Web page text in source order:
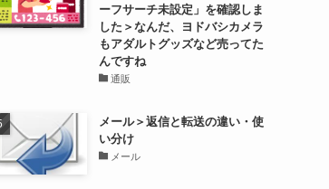
ーフサーチ未設定」を確認しま
した＞なんだ、ヨドバシカメラ
もアダルトグッズなど売ってた
んですね
通販
メール＞返信と転送の違い・使
い分け
メール